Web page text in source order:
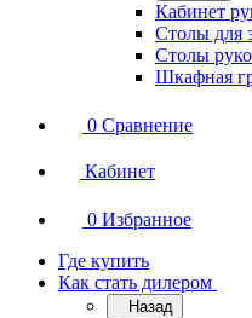
Кабинет
Столы для
Столы
Шкафная
0 Сравнение
Кабинет
0 Избранное
Где купить
Как стать дилером
Назад